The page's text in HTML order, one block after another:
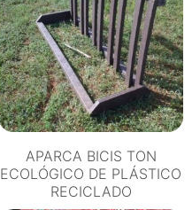
APARCA BICIS TON
ECOLÓGICO DE PLÁSTICO
RECICLADO